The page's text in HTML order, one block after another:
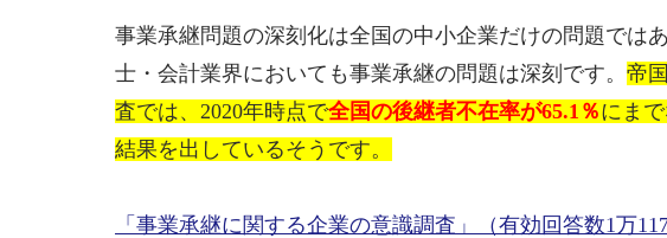
事業承継問題の深刻化は全国の中小企業だけの問題では
士・会計業界においても事業承継の問題は深刻です。 帝
査では、2020年時点で全国の後継者不在率が65.1％にま
結果を出しているそうです。
「事業承継に関する企業の意識調査」（有効回答数1万